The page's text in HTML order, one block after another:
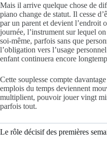
Mais il arrive quelque chose de
piano change de statut. Il cesse
par un parent et devient l’endroit
journée, l’instrument sur lequel
soi-même, parfois sans que
l’obligation vers l’usage
enfant continuera encore
Cette souplesse compte
emplois du temps deviennent
multiplient, pouvoir jouer vingt
parfois tout.
Le rôle décisif des premières